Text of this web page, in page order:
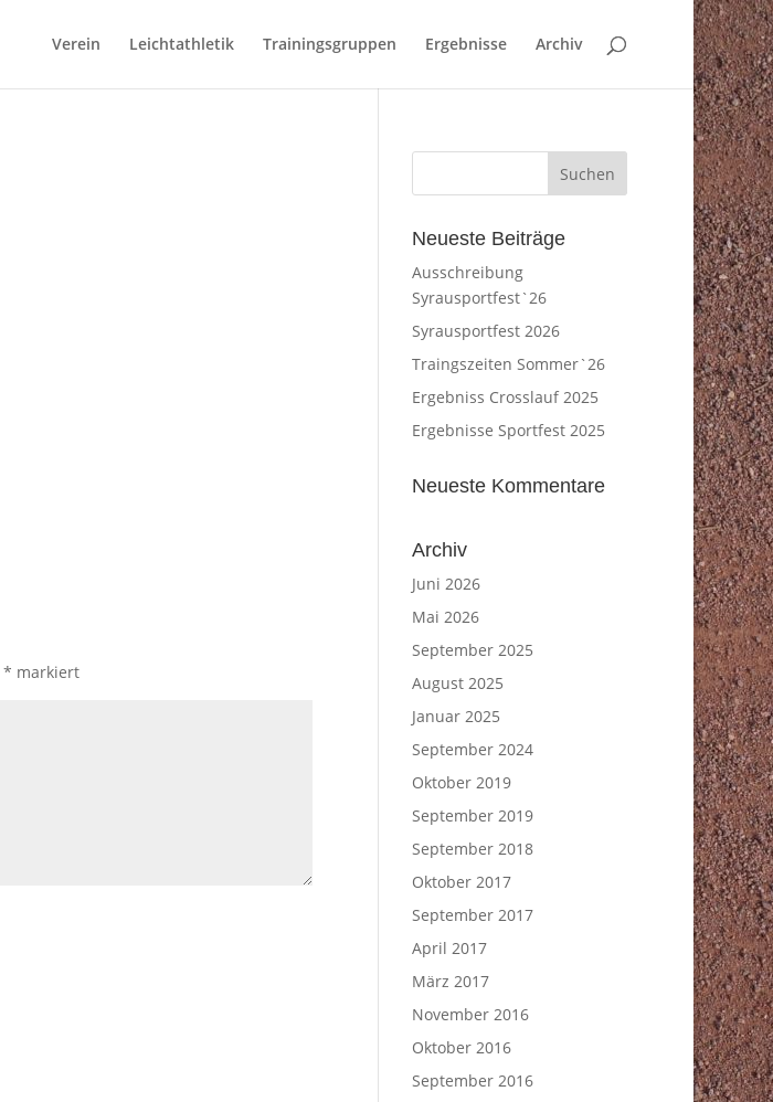
Verein Leichtathletik Trainingsgruppen Ergebnisse Archiv
* markiert
Neueste Beiträge
Ausschreibung
Syrausportfest`26
Syrausportfest 2026
Traingszeiten Sommer`26
Ergebniss Crosslauf 2025
Ergebnisse Sportfest 2025
Neueste Kommentare
Archiv
Juni 2026
Mai 2026
September 2025
August 2025
Januar 2025
September 2024
Oktober 2019
September 2019
September 2018
Oktober 2017
September 2017
April 2017
März 2017
November 2016
Oktober 2016
September 2016